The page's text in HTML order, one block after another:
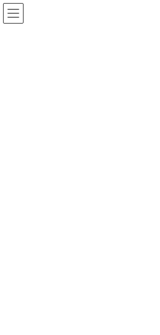
Skip
to
the
Skip
to
the